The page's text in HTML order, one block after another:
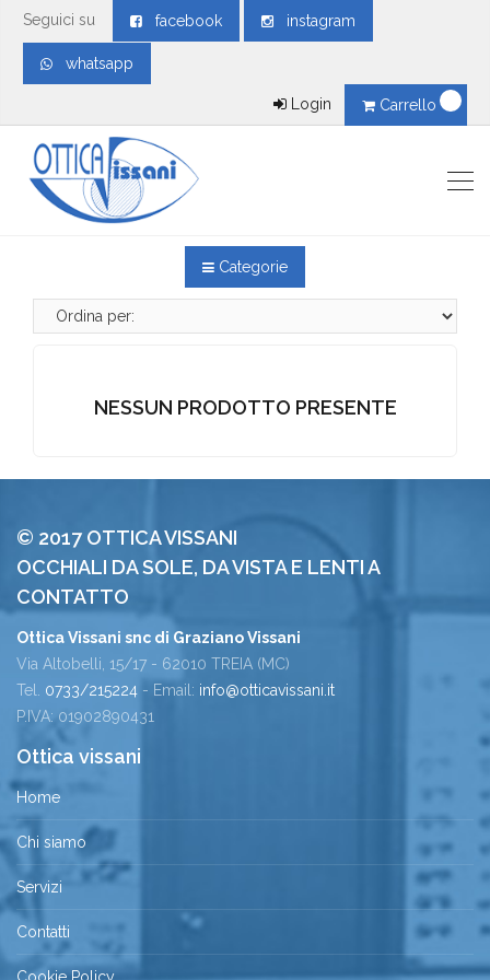
Seguici su facebook instagram
whatsapp
Carrello
Login
Categorie
NESSUN PRODOTTO PRESENTE
© 2017 OTTICA VISSANI
OCCHIALI DA SOLE, DA VISTA E LENTI A
CONTATTO
Ottica Vissani snc di Graziano Vissani
Via Altobelli, 15/17 - 62010 TREIA (MC)
Tel. 0733/215224 - Email: info@otticavissani.it
P.IVA: 01902890431
Ottica vissani
Home
Chi siamo
Servizi
Contatti
Cookie Policy